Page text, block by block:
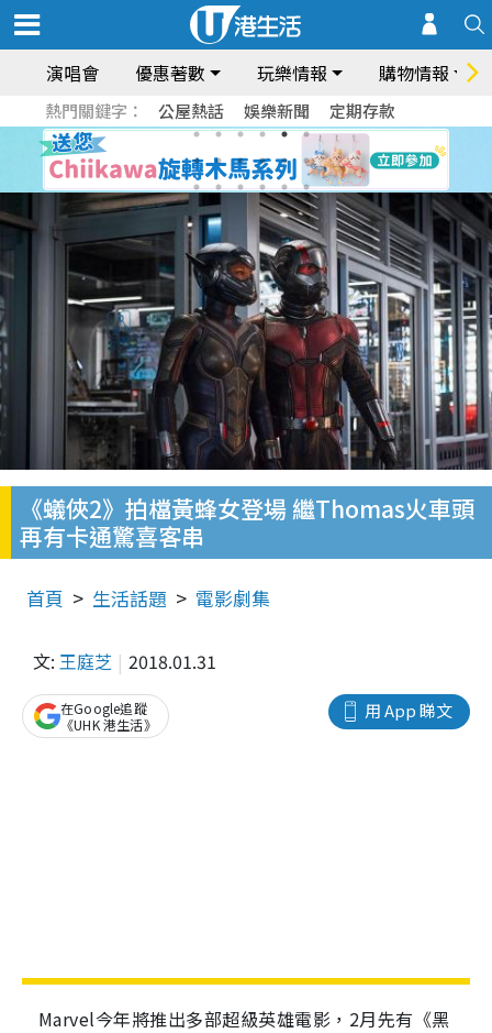
演唱會 優惠著數 玩樂情報 購物情報
熱門關鍵字： 公屋熱話 娛樂新聞 定期存款
《蟻俠2》拍檔黃蜂女登場 繼Thomas火車頭
再有卡通驚喜客串
首頁 生活話題 電影劇集
文: 王庭芝 2018.01.31
用 App 睇文
在Google追蹤
《UHK 港生活》
Marvel今年將推出多部超級英雄電影，2月先有《黑